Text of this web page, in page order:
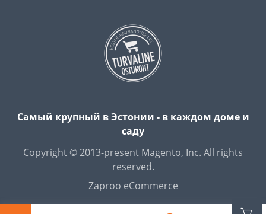
Самый крупный в Эстонии - в каждом доме и
саду
Copyright © 2013-present Magento, Inc. All rights
reserved.
Zaproo eCommerce